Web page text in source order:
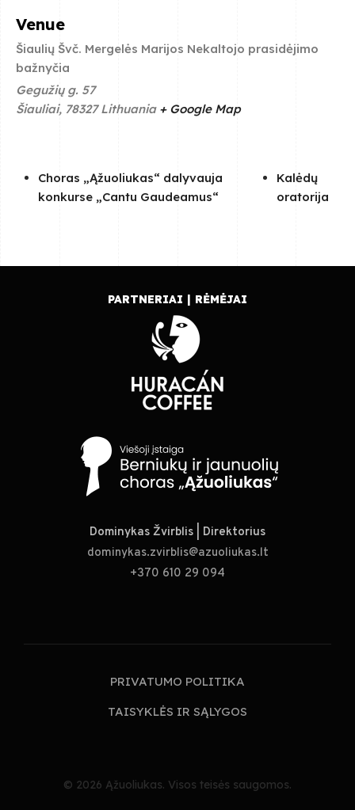
Venue
Šiaulių Švč. Mergelės Marijos Nekaltojo prasidėjimo
bažnyčia
Gegužių g. 57
Šiauliai, 78327 Lithuania + Google Map
Choras „Ąžuoliukas“ dalyvauja
konkurse „Cantu Gaudeamus“
Kalėdų
oratorija
PARTNERIAI | RĖMĖJAI
Dominykas Žvirblis | Direktorius
dominykas.zvirblis@azuoliukas.lt
+370 610 29 094
PRIVATUMO POLITIKA
TAISYKLĖS IR SĄLYGOS
© 2026 Ąžuoliukas. Visos teisės saugomos.